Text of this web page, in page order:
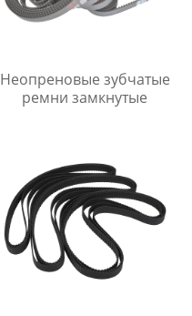
Неопреновые зубчатые
ремни замкнутые